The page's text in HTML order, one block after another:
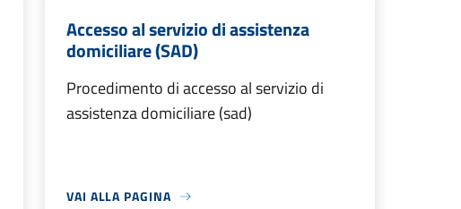
Accesso al servizio di assistenza
domiciliare (SAD)
Procedimento di accesso al servizio di
assistenza domiciliare (sad)
VAI ALLA PAGINA